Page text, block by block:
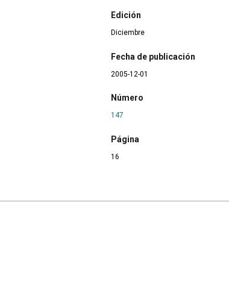
Edición
Diciembre
Fecha de publicación
2005-12-01
Número
147
Página
16